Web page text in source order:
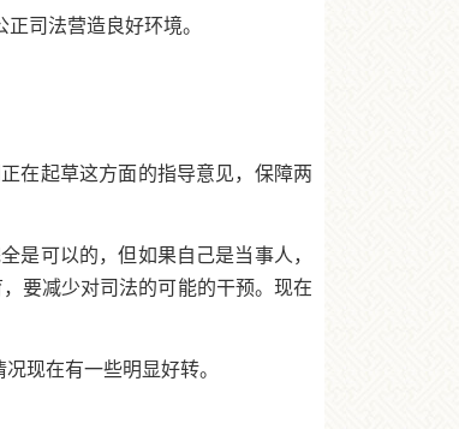
司法营造良好环境。
在起草这方面的指导意见，保障两
是可以的，但如果自己是当事人，
要减少对司法的可能的干预。现在
现在有一些明显好转。